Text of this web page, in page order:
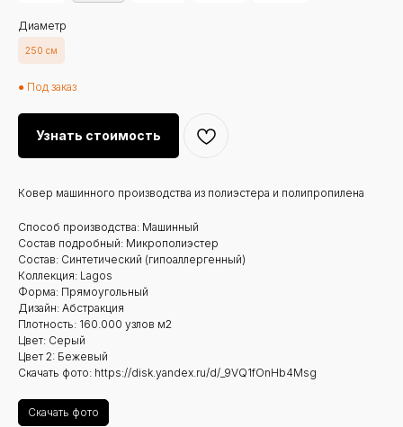
Диаметр
250 см
● Под заказ
Узнать стоимость
Ковер машинного производства из полиэстера и полипропилена
Способ производства: Машинный
Состав подробный: Микрополиэстер
Состав: Синтетический (гипоаллергенный)
Коллекция: Lagos
Форма: Прямоугольный
Дизайн: Абстракция
Плотность: 160.000 узлов м2
Цвет: Серый
Цвет 2: Бежевый
Скачать фото: https://disk.yandex.ru/d/_9VQ1fOnHb4Msg
Скачать фото